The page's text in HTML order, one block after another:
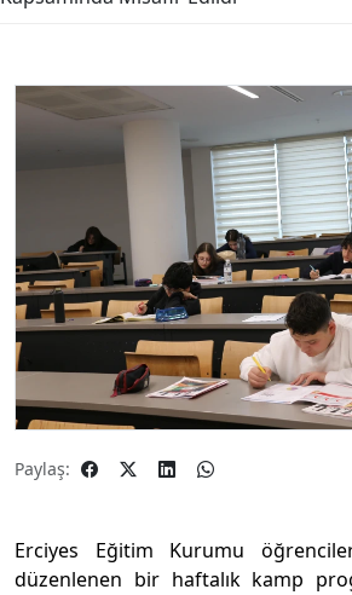
Paylaş:
Erciyes Eğitim Kurumu
düzenlenen bir haftalık kamp